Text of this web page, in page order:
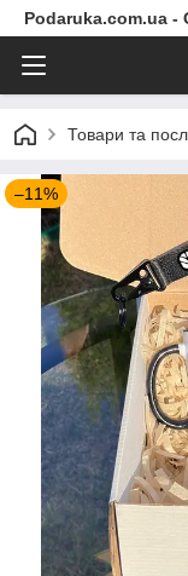
Podaruka.com.ua -
Товари та
–11%